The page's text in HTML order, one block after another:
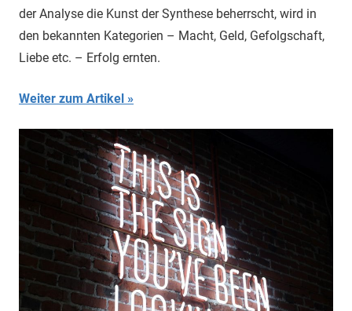
der Analyse die Kunst der Synthese beherrscht, wird in
den bekannten Kategorien – Macht, Geld, Gefolgschaft,
Liebe etc. – Erfolg ernten.
Weiter zum Artikel